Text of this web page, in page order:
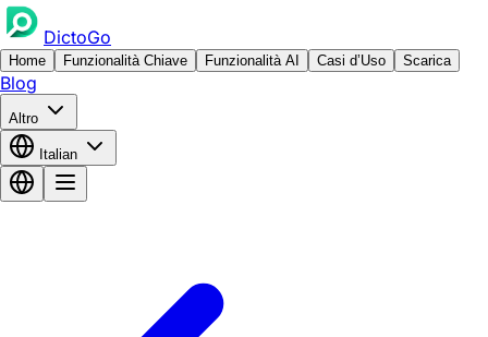
DictoGo
Home Funzionalità Chiave Funzionalità AI Casi d’Uso Scarica
Blog
Altro
Italian